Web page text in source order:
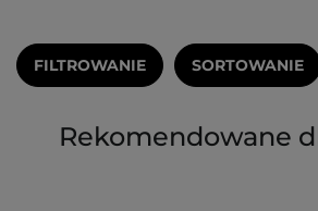
FILTROWANIE SORTOWANIE
Rekomendowane